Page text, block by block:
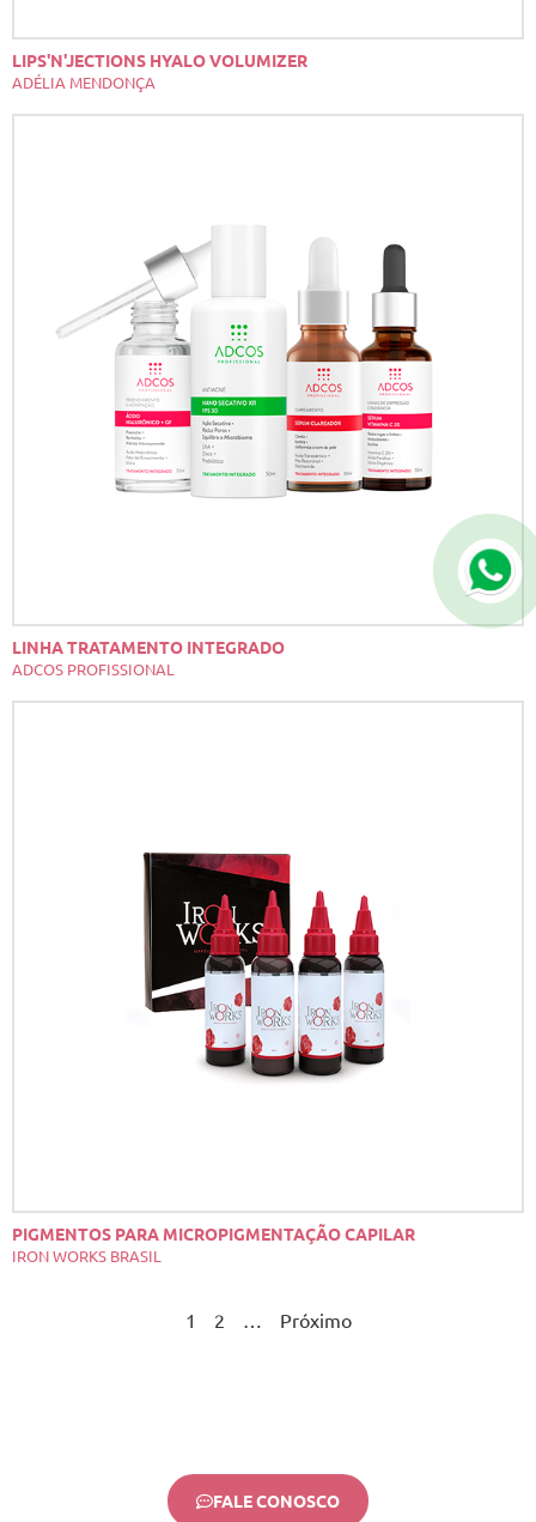
LIPS'N'JECTIONS HYALO VOLUMIZER
ADÉLIA MENDONÇA
LINHA TRATAMENTO INTEGRADO
ADCOS PROFISSIONAL
PIGMENTOS PARA MICROPIGMENTAÇÃO CAPILAR
IRON WORKS BRASIL
1 2 … Próximo
FALE CONOSCO